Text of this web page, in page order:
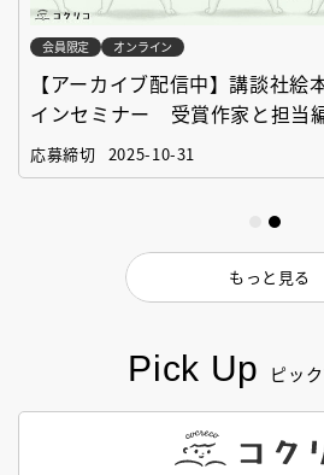
Pick Up ピッ
会員限定 オンライン
【アーカイブ配信中】講談社絵
インセミナー 受賞作家と担当
「絵本創作実践講座」
応募締切 2025-10-31
もっと見る